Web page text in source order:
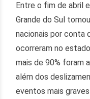
Entre o fim de abril
Grande do Sul
nacionais por conta
ocorreram no
mais de 90% foram
além dos
eventos mais